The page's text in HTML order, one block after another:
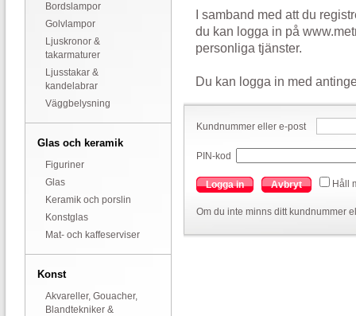
Bordslampor
Golvlampor
Ljuskronor &
takarmaturer
Ljusstakar &
kandelabrar
Väggbelysning
Glas och keramik
Figuriner
Glas
Keramik och porslin
Konstglas
Mat- och kaffeserviser
Konst
Akvareller, Gouacher,
Blandtekniker &
I samband med att du
du kan logga in på
personliga tjänster.
Du kan logga in med
Kundnummer eller e-post
PIN-kod
Logga in Avbryt Håll
Om du inte minns ditt kundnummer